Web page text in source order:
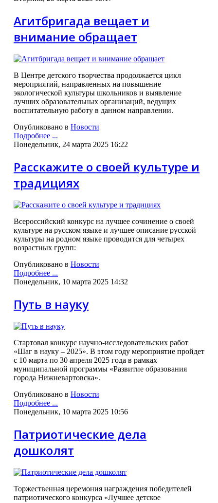
Агитбригада вещает и
внимание обращает
В Центре детского творчества продолжается цикл
мероприятий, направленных на повышение
экологической культуры школьников и выявление
лучших образовательных организаций, ведущих
воспитательную работу в данном направлении.
Опубликовано в Новости
Подробнее ...
Понедельник, 24 марта 2025 16:22
Расскажите о своей культуре и
традициях
Всероссийский конкурс на лучшее сочинение о своей
культуре на русском языке и лучшее описание русской
культуры на родном языке проводится для четырех
возрастных групп:
Опубликовано в Новости
Подробнее ...
Понедельник, 10 марта 2025 14:32
Путь в науку
Стартовал конкурс научно-исследовательских работ
«Шаг в науку – 2025». В этом году мероприятие пройдет
с 10 марта по 30 апреля 2025 года в рамках
муниципальной программы «Развитие образования
города Нижневартовска».
Опубликовано в Новости
Подробнее ...
Понедельник, 10 марта 2025 10:56
Патриотические дела
дошколят
Торжественная церемония награждения победителей
патриотического конкурса «Лучшее детское